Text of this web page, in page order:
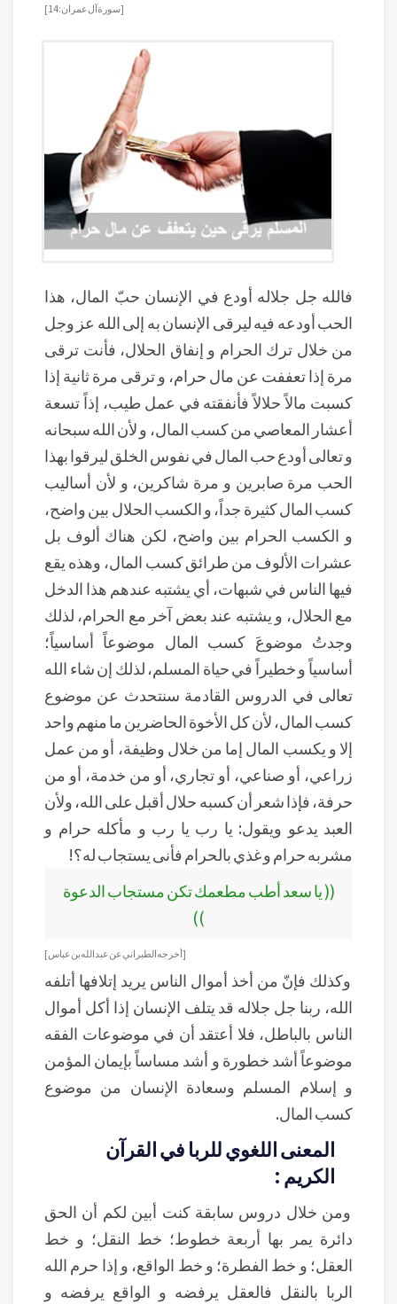
[ سورة آل عمران: 14 ]
فالله جل جلاله أودع في الإنسان حبّ المال، هذا
الحب أودعه فيه ليرقى الإنسان به إلى الله عز وجل
من خلال ترك الحرام و إنفاق الحلال، فأنت ترقى
مرة إذا تعففت عن مال حرام، و ترقى مرة ثانية إذا
كسبت مالاً حلالاً فأنفقته في عمل طيب، إذاً تسعة
أعشار المعاصي من كسب المال، و لأن الله سبحانه
و تعالى أودع حب المال في نفوس الخلق ليرقوا بهذا
الحب مرة صابرين و مرة شاكرين، و لأن أساليب
كسب المال كثيرة جداً، و الكسب الحلال بين واضح،
و الكسب الحرام بين واضح، لكن هناك ألوف بل
عشرات الألوف من طرائق كسب المال، وهذه يقع
فيها الناس في شبهات، أي يشتبه عندهم هذا الدخل
مع الحلال، و يشتبه عند بعض آخر مع الحرام، لذلك
وجدتُ موضوعَ كسب المال موضوعاً أساسياً؛
أساسياً و خطيراً في حياة المسلم، لذلك إن شاء الله
تعالى في الدروس القادمة سنتحدث عن موضوع
كسب المال، لأن كل الأخوة الحاضرين ما منهم واحد
إلا و يكسب المال إما من خلال وظيفة، أو من عمل
زراعي، أو صناعي، أو تجاري، أو من خدمة، أو من
حرفة، فإذا شعر أن كسبه حلال أقبل على الله، ولأن
العبد يدعو ويقول: يا رب يا رب و مأكله حرام و
مشربه حرام و غذي بالحرام فأنى يستجاب له؟!
(( يا سعد أطب مطعمك تكن مستجاب الدعوة
))
[أخرجه الطبراني عن عبد الله بن عباس ]
وكذلك فإنّ من أخذ أموال الناس يريد إتلافها أتلفه
الله، ربنا جل جلاله قد يتلف الإنسان إذا أكل أموال
الناس بالباطل، فلا أعتقد أن في موضوعات الفقه
موضوعاً أشد خطورة و أشد مساساً بإيمان المؤمن
و إسلام المسلم وسعادة الإنسان من موضوع
كسب المال.
المعنى اللغوي للربا في القرآن
الكريم :
ومن خلال دروس سابقة كنت أبين لكم أن الحق
دائرة يمر بها أربعة خطوط؛ خط النقل؛ و خط
العقل؛ و خط الفطرة؛ و خط الواقع، و إذا حرم الله
الربا بالنقل فالعقل يرفضه و الواقع يرفضه و